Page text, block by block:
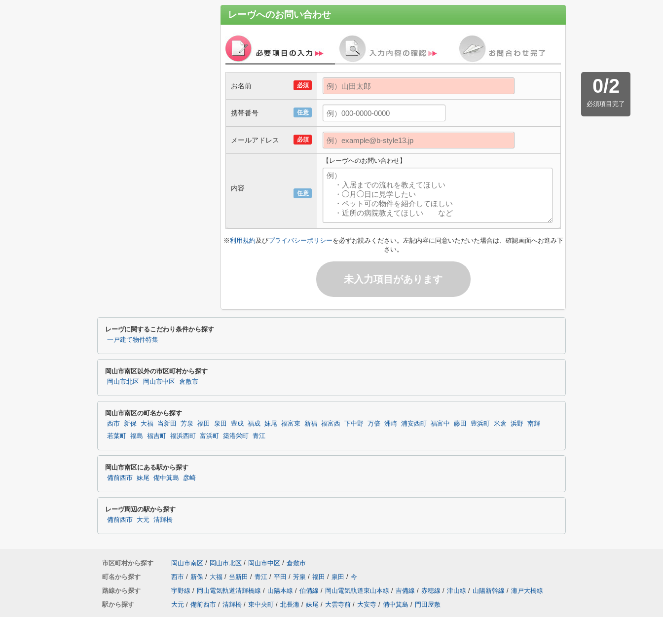
レーヴへのお問い合わせ
0/2
必須項目完了
必須
お名前
任意
携帯番号
必須
メールアドレス
任意
内容
【レーヴへのお問い合わせ】
※利用規約及びプライバシーポリシーを必ずお読みください。左記内容に同意いただいた場合は、確認画面へお進み下
さい。
未入力項目があります
レーヴに関するこだわり条件から探す
一戸建て物件特集
岡山市南区以外の市区町村から探す
岡山市北区 岡山市中区 倉敷市
岡山市南区の町名から探す
西市 新保 大福 当新田 芳泉 福田 泉田 豊成 福成 妹尾 福富東 新福 福富西 下中野 万倍 洲崎 浦安西町 福富中 藤田 豊浜町 米倉 浜野 南輝
若葉町
福島 福吉町 福浜西町 富浜町 築港栄町 青江
岡山市南区にある駅から探す
備前西市 妹尾 備中箕島 彦崎
レーヴ周辺の駅から探す
備前西市 大元 清輝橋
市区町村から探す 岡山市南区 / 岡山市北区 / 岡山市中区 / 倉敷市
町名から探す
西市 / 新保 / 大福 / 当新田 / 青江 / 平田 / 芳泉 / 福田 / 泉田 / 今
路線から探す
宇野線 / 岡山電気軌道清輝橋線 / 山陽本線 / 伯備線 / 岡山電気軌道東山本線 / 吉備線 / 赤穂線 / 津山線 / 山陽新幹線 / 瀬戸大橋線
駅から探す
大元 / 備前西市 / 清輝橋 / 東中央町 / 北長瀬 / 妹尾 / 大雲寺前 / 大安寺 / 備中箕島 / 門田屋敷